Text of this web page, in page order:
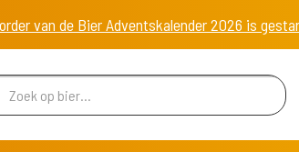
van de Bier Adventskalender 2026 is